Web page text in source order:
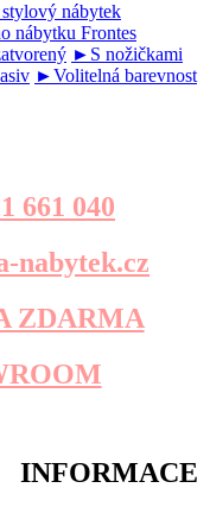
nábytek
nábytku Frontes
►S nožičkami
►Volitelná barevnost
661 040
nabytek.cz
ZDARMA
INFORMACE